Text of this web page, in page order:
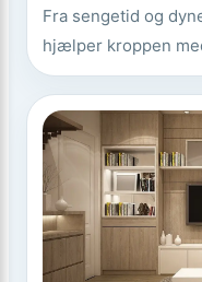
Fra sengetid og
hjælper kroppen